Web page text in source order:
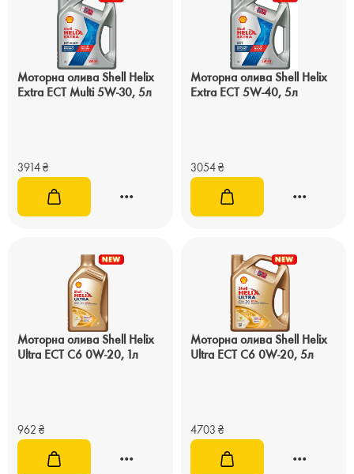
Моторна олива Shell Helix
Extra ECT Multi 5W-30, 5л
3914₴
Моторна олива Shell Helix
Extra ECT 5W-40, 5л
3054₴
Моторна олива Shell Helix
Ultra ECT C6 0W-20, 1л
962 ₴
Моторна олива Shell Helix
Ultra ECT C6 0W-20, 5л
4703 ₴